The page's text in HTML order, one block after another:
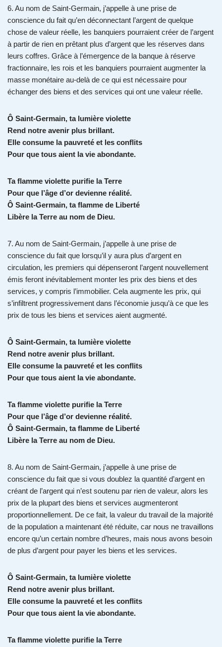
6. Au nom de Saint-Germain, j’appelle à une prise de
conscience du fait qu’en déconnectant l’argent de quelque
chose de valeur réelle, les banquiers pourraient créer de l’argent
à partir de rien en prêtant plus d’argent que les réserves dans
leurs coffres. Grâce à l’émergence de la banque à réserve
fractionnaire, les rois et les banquiers pourraient augmenter la
masse monétaire au-delà de ce qui est nécessaire pour
échanger des biens et des services qui ont une valeur réelle.
Ô Saint-Germain, ta lumière violette
Rend notre avenir plus brillant.
Elle consume la pauvreté et les conflits
Pour que tous aient la vie abondante.
Ta flamme violette purifie la Terre
Pour que l’âge d’or devienne réalité.
Ô Saint-Germain, ta flamme de Liberté
Libère la Terre au nom de Dieu.
7. Au nom de Saint-Germain, j’appelle à une prise de
conscience du fait que lorsqu’il y aura plus d’argent en
circulation, les premiers qui dépenseront l’argent nouvellement
émis feront inévitablement monter les prix des biens et des
services, y compris l’immobilier. Cela augmente les prix, qui
s’infiltrent progressivement dans l’économie jusqu’à ce que les
prix de tous les biens et services aient augmenté.
Ô Saint-Germain, ta lumière violette
Rend notre avenir plus brillant.
Elle consume la pauvreté et les conflits
Pour que tous aient la vie abondante.
Ta flamme violette purifie la Terre
Pour que l’âge d’or devienne réalité.
Ô Saint-Germain, ta flamme de Liberté
Libère la Terre au nom de Dieu.
8. Au nom de Saint-Germain, j’appelle à une prise de
conscience du fait que si vous doublez la quantité d’argent en
créant de l’argent qui n’est soutenu par rien de valeur, alors les
prix de la plupart des biens et services augmenteront
proportionnellement. De ce fait, la valeur du travail de la majorité
de la population a maintenant été réduite, car nous ne travaillons
encore qu’un certain nombre d’heures, mais nous avons besoin
de plus d’argent pour payer les biens et les services.
Ô Saint-Germain, ta lumière violette
Rend notre avenir plus brillant.
Elle consume la pauvreté et les conflits
Pour que tous aient la vie abondante.
Ta flamme violette purifie la Terre